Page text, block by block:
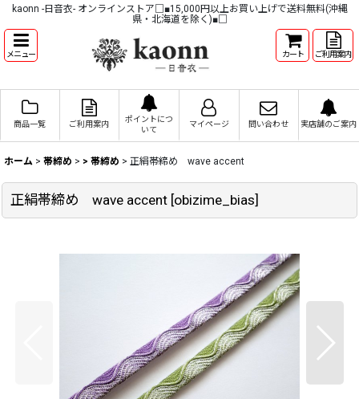
kaonn -日音衣- オンラインストア□■15,000円以上お買い上げで送料無料(沖縄
県・北海道を除く)■□
メニュー カート ご利用案内
商品一覧 ご利用案内
ポイントにつ
いて
マイページ 問い合わせ 実店舗のご案内
ホーム > 帯締め > > 帯締め > 正絹帯締め wave accent
正絹帯締め wave accent [obizime_bias]